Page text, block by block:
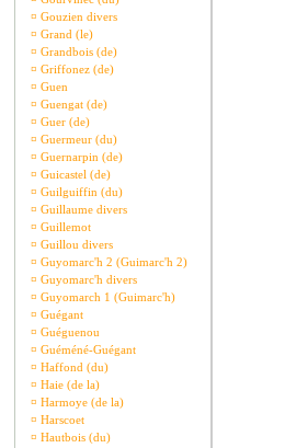
¤ Gouzien divers
¤ Grand (le)
¤ Grandbois (de)
¤ Griffonez (de)
¤ Guen
¤ Guengat (de)
¤ Guer (de)
¤ Guermeur (du)
¤ Guernarpin (de)
¤ Guicastel (de)
¤ Guilguiffin (du)
¤ Guillaume divers
¤ Guillemot
¤ Guillou divers
¤ Guyomarc'h 2 (Guimarc'h 2)
¤ Guyomarc'h divers
¤ Guyomarch 1 (Guimarc'h)
¤ Guégant
¤ Guéguenou
¤ Guéméné-Guégant
¤ Haffond (du)
¤ Haie (de la)
¤ Harmoye (de la)
¤ Harscoet
¤ Hautbois (du)